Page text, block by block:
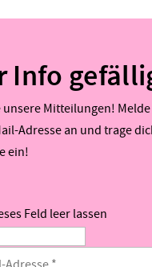
Info
Mitteilungen!
Adresse an und trage
ein!
Feld leer lassen